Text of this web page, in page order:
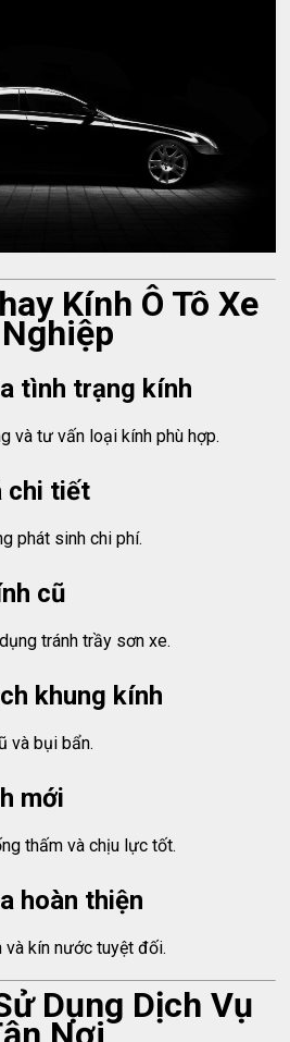
Kính Ô Tô Xe
tình trạng kính
và tư vấn loại kính phù hợp.
chi tiết
phát sinh chi phí.
cũ
tránh trầy sơn xe.
khung kính
và bụi bẩn.
mới
thấm và chịu lực tốt.
hoàn thiện
kín nước tuyệt đối.
Dụng Dịch Vụ